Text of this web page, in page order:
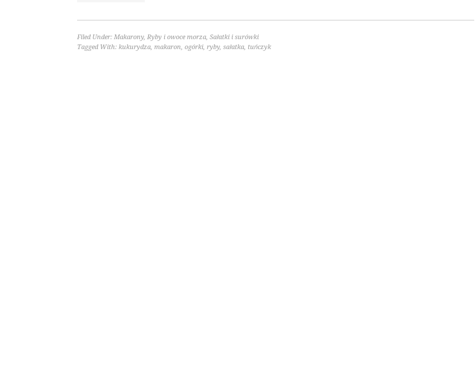
Filed Under: Makarony, Ryby i owoce morza, Sałatki i surówki
Tagged With: kukurydza, makaron, ogórki, ryby, sałatka, tuńczyk